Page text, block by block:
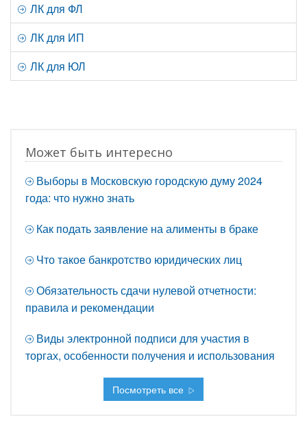
ЛК для ФЛ
ЛК для ИП
ЛК для ЮЛ
Может быть интересно
Выборы в Московскую городскую думу 2024
года: что нужно знать
Как подать заявление на алименты в браке
Что такое банкротство юридических лиц
Обязательность сдачи нулевой отчетности:
правила и рекомендации
Виды электронной подписи для участия в
торгах, особенности получения и использования
Посмотреть все